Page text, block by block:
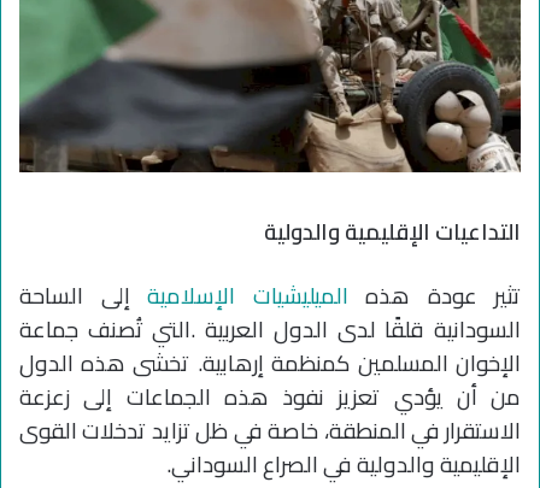
التداعيات الإقليمية والدولية
تثير عودة هذه الميليشيات الإسلامية إلى الساحة
السودانية قلقًا لدى الدول العربية .التي تُصنف جماعة
الإخوان المسلمين كمنظمة إرهابية. تخشى هذه الدول
من أن يؤدي تعزيز نفوذ هذه الجماعات إلى زعزعة
الاستقرار في المنطقة، خاصة في ظل تزايد تدخلات القوى
الإقليمية والدولية في الصراع السوداني.